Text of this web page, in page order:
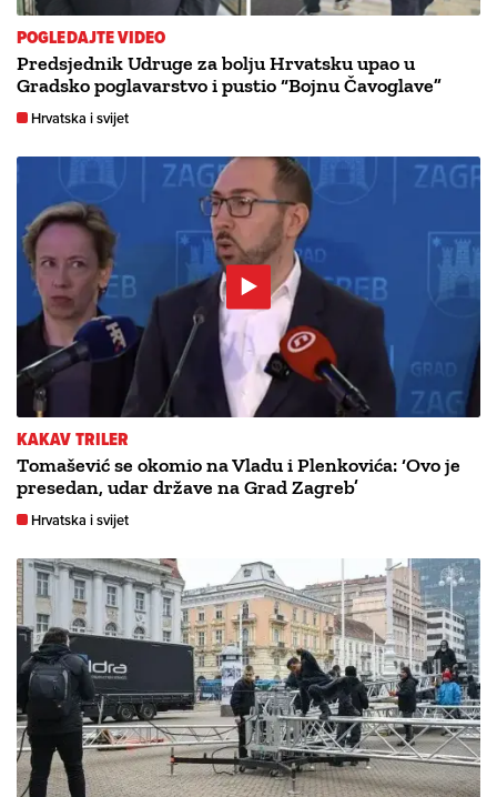
POGLEDAJTE VIDEO
Predsjednik Udruge za bolju Hrvatsku upao u
Gradsko poglavarstvo i pustio “Bojnu Čavoglave”
Hrvatska i svijet
KAKAV TRILER
Tomašević se okomio na Vladu i Plenkovića: ‘Ovo je
presedan, udar države na Grad Zagreb’
Hrvatska i svijet